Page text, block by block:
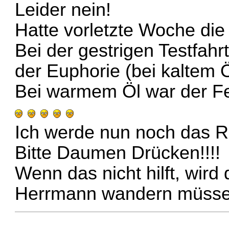
Leider nein!
Hatte vorletzte Woche
Bei der gestrigen
der Euphorie (bei kaltem
Bei warmem Öl war der
Ich werde nun noch das
Bitte Daumen Drücken!!!!
Wenn das nicht hilft, wird
Herrmann wandern